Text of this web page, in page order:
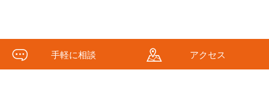
手軽に相談 アクセス